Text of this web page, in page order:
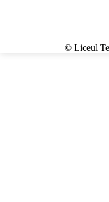
© Liceul